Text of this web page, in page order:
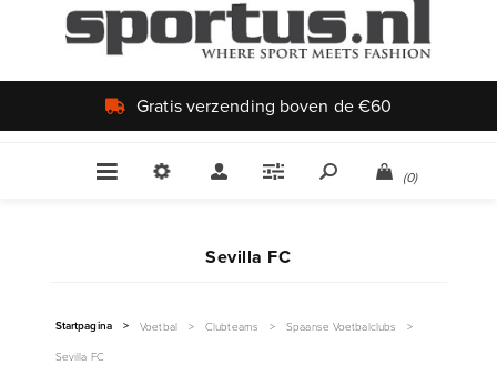
Gratis verzending boven de €60
(0)
Startpagina > Voetbal > Clubteams > Spaanse Voetbalclubs
>
Sevilla FC
Sevilla FC